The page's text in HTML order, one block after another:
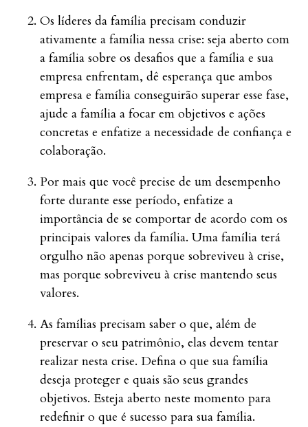
Os líderes da família precisam conduzir
ativamente a família nessa crise: seja aberto com
a família sobre os desafios que a família e sua
empresa enfrentam, dê esperança que ambos
empresa e família conseguirão superar esse fase,
ajude a família a focar em objetivos e ações
concretas e enfatize a necessidade de confiança e
colaboração.
Por mais que você precise de um desempenho
forte durante esse período, enfatize a
importância de se comportar de acordo com os
principais valores da família. Uma família terá
orgulho não apenas porque sobreviveu à crise,
mas porque sobreviveu à crise mantendo seus
valores.
As famílias precisam saber o que, além de
preservar o seu patrimônio, elas devem tentar
realizar nesta crise. Defina o que sua família
deseja proteger e quais são seus grandes
objetivos. Esteja aberto neste momento para
redefinir o que é sucesso para sua família.